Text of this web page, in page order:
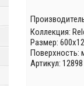
Коллекция:
Размер:
Поверхность:
Артикул: 12898